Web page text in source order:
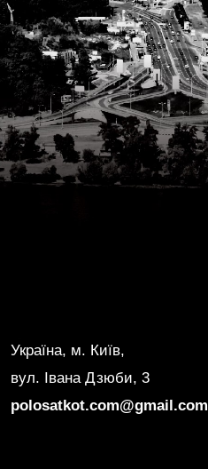
Україна, м. Київ,
вул. Івана Дзюби, 3
polosatkot.com@gmail.com